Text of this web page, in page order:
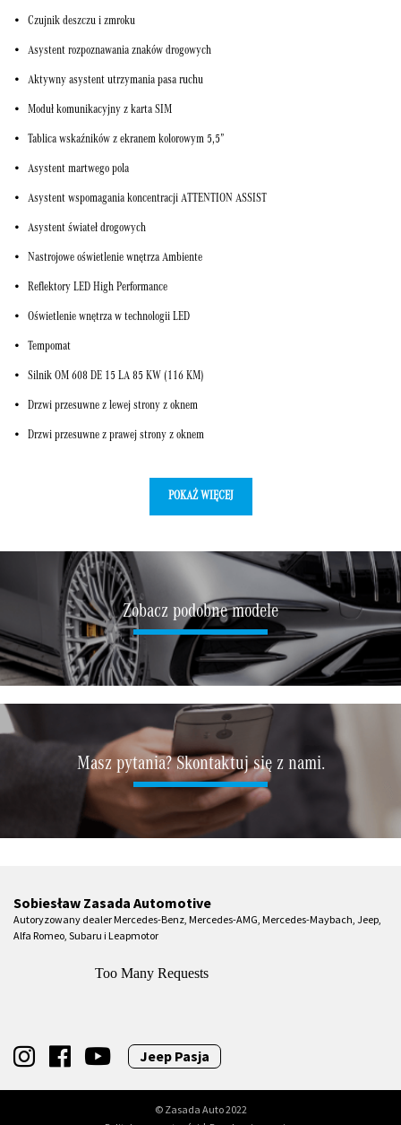
Czujnik deszczu i zmroku
Asystent rozpoznawania znaków drogowych
Aktywny asystent utrzymania pasa ruchu
Moduł komunikacyjny z karta SIM
Tablica wskaźników z ekranem kolorowym 5,5”
Asystent martwego pola
Asystent wspomagania koncentracji ATTENTION ASSIST
Asystent świateł drogowych
Nastrojowe oświetlenie wnętrza Ambiente
Reflektory LED High Performance
Oświetlenie wnętrza w technologii LED
Tempomat
Silnik OM 608 DE 15 LA 85 KW (116 KM)
Drzwi przesuwne z lewej strony z oknem
Drzwi przesuwne z prawej strony z oknem
POKAŻ WIĘCEJ
Zobacz podobne modele
Masz pytania? Skontaktuj się z nami.
Sobiesław Zasada Automotive
Autoryzowany dealer Mercedes-Benz, Mercedes-AMG, Mercedes-Maybach, Jeep,
Alfa Romeo, Subaru i Leapmotor
Jeep Pasja
© Zasada Auto 2022